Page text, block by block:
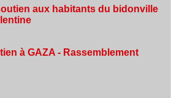
aux habitants du bidonville
à GAZA - Rassemblement